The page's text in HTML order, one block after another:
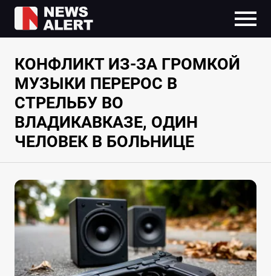
КОНФЛИКТ ИЗ-ЗА ГРОМКОЙ
МУЗЫКИ ПЕРЕРОС В
СТРЕЛЬБУ ВО
ВЛАДИКАВКАЗЕ, ОДИН
ЧЕЛОВЕК В БОЛЬНИЦЕ